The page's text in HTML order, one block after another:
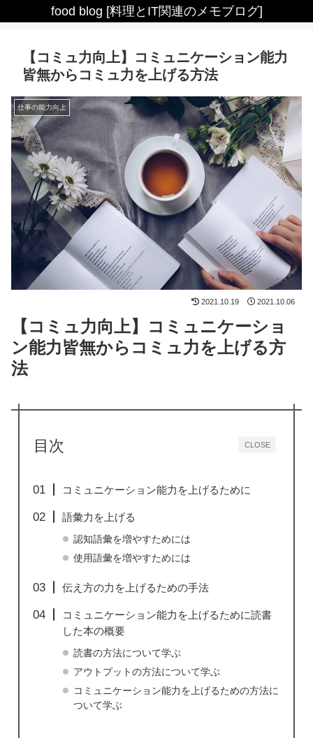
food blog [料理とIT関連のメモブログ]
【コミュ力向上】コミュニケーション能力
皆無からコミュ力を上げる方法
仕事の能力向上
2021.10.19 2021.10.06
【コミュ力向上】コミュニケーショ
ン能力皆無からコミュ力を上げる方
法
CLOSE
目次
コミュニケーション能力を上げるために
語彙力を上げる
認知語彙を増やすためには
使用語彙を増やすためには
伝え方の力を上げるための手法
コミュニケーション能力を上げるために読書
した本の概要
読書の方法について学ぶ
アウトプットの方法について学ぶ
コミュニケーション能力を上げるための方法に
ついて学ぶ